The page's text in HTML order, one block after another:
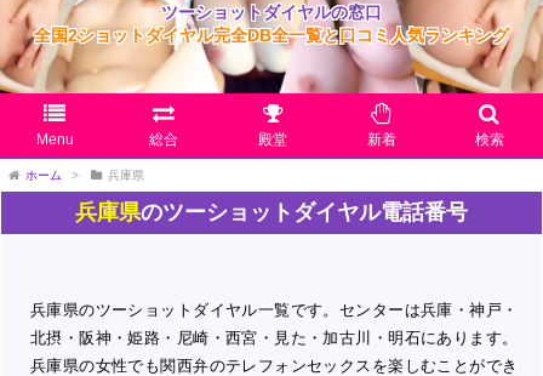
ツーショットダイヤルの窓口
全国2ショットダイヤル完全DB全一覧と口コミ人気ランキング
Menu 総合 殿堂 新着 検索
ホーム > 兵庫県
兵庫県のツーショットダイヤル電話番号
兵庫県のツーショットダイヤル一覧です。センターは兵庫・神戸・
北摂・阪神・姫路・尼崎・西宮・見た・加古川・明石にあります。
兵庫県の女性でも関西弁のテレフォンセックスを楽しむことができ